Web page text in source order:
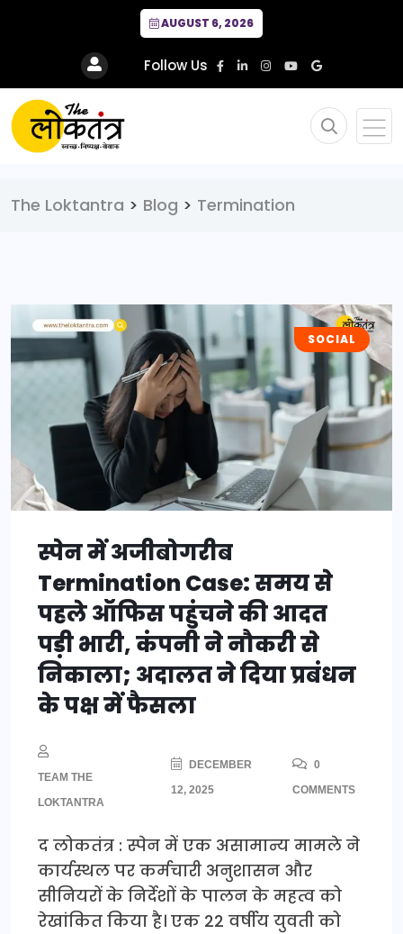
AUGUST 6, 2026
Follow Us
The Loktantra > Blog > Termination
SOCIAL
स्पेन में अजीबोगरीब
Termination Case: समय से
पहले ऑफिस पहुंचने की आदत
पड़ी भारी, कंपनी ने नौकरी से
निकाला; अदालत ने दिया प्रबंधन
के पक्ष में फैसला
TEAM THE
LOKTANTRA
DECEMBER
12, 2025
0
COMMENTS
द लोकतंत्र : स्पेन में एक असामान्य मामले ने
कार्यस्थल पर कर्मचारी अनुशासन और
सीनियरों के निर्देशों के पालन के महत्व को
रेखांकित किया है। एक 22 वर्षीय युवती को